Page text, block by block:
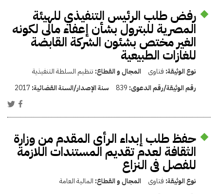
رفض طلب الرئيس التنفيذي للهيئة
المصرية للبترول بشأن إعفاء مالى لكونه
الغير مختص بشئون الشركة القابضة
للغازات الطبيعية
نوع الوثيقة: فتاوى المجال و القطاع: تنظيم السلطة التنفيذية
رقم الوثيقة/رقم الدعوى: 839 سنة الإصدار/السنة القضائية:2017
حفظ طلب إبداء الرأى المقدم من وزارة
الثقافة لعدم تقديم المستندات اللازمة
للفصل فى النزاع
نوع الوثيقة: فتاوى المجال و القطاع: المالية العامة